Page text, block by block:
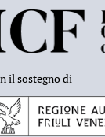
il sostegno di